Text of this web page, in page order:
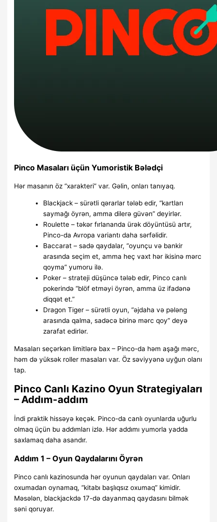
Pinco Masaları üçün Yumoristik Bələdçi
Hər masanın öz “xarakteri” var. Gəlin, onları tanıyaq.
Blackjack – sürətli qərarlar tələb edir, “kartları
saymağı öyrən, amma dilerə güvən” deyirlər.
Roulette – təkər fırlananda ürək döyüntüsü artır,
Pinco-da Avropa variantı daha sərfəlidir.
Baccarat – sadə qaydalar, “oyunçu və bankir
arasında seçim et, amma heç vaxt hər ikisinə mərc
qoyma” yumoru ilə.
Poker – strateji düşüncə tələb edir, Pinco canlı
pokerində “blöf etməyi öyrən, amma üz ifadənə
diqqət et.”
Dragon Tiger – sürətli oyun, “əjdaha və pələng
arasında qalma, sadəcə birinə mərc qoy” deyə
zarafat edirlər.
Masaları seçərkən limitlərə bax – Pinco-da həm aşağı mərc,
həm də yüksək roller masaları var. Öz səviyyənə uyğun olanı
tap.
Pinco Canlı Kazino Oyun Strategiyaları
– Addım-addım
İndi praktik hissəyə keçək. Pinco-da canlı oyunlarda uğurlu
olmaq üçün bu addımları izlə. Hər addımı yumorla yadda
saxlamaq daha asandır.
Addım 1 – Oyun Qaydalarını Öyrən
Pinco canlı kazinosunda hər oyunun qaydaları var. Onları
oxumadan oynamaq, “kitabı başlıqsız oxumaq” kimidir.
Məsələn, blackjackdə 17-də dayanmaq qaydasını bilmək
səni qoruyar.